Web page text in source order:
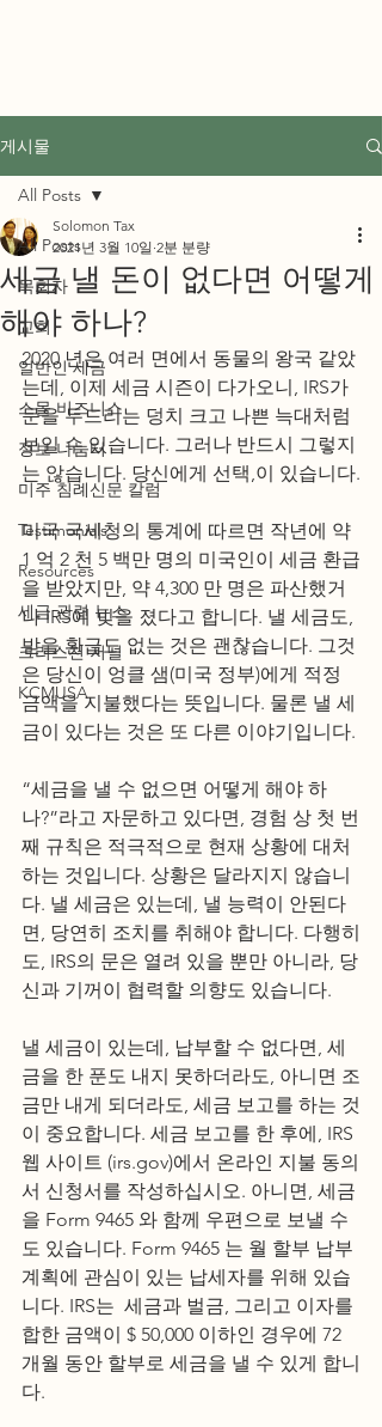
게시물
All Posts
목회자
교회
일반인 세금
스몰 비즈니스
정보 나눔터
미주 침례신문 칼럼
Testimonials
Resources
세금 관련 뉴스
크리스천 저널
KCMUSA
All Posts
세금 낼 돈이 없다면 어떻게
해야 하나?
Solomon Tax
2021년 3월 10일 2분 분량
2020 년은 여러 면에서 동물의 왕국 같았
는데, 이제 세금 시즌이 다가오니, IRS가
문을 두드리는 덩치 크고 나쁜 늑대처럼
보일 수 있습니다. 그러나 반드시 그렇지
는 않습니다. 당신에게 선택,이 있습니다.
미국 국세청의 통계에 따르면 작년에 약
1 억 2 천 5 백만 명의 미국인이 세금 환급
을 받았지만, 약 4,300 만 명은 파산했거
나 IRS에 빚을 졌다고 합니다. 낼 세금도,
받을 환급도 없는 것은 괜찮습니다. 그것
은 당신이 엉클 샘(미국 정부)에게 적정
금액을 지불했다는 뜻입니다. 물론 낼 세
금이 있다는 것은 또 다른 이야기입니다.
“세금을 낼 수 없으면 어떻게 해야 하
나?”라고 자문하고 있다면, 경험 상 첫 번
째 규칙은 적극적으로 현재 상황에 대처
하는 것입니다. 상황은 달라지지 않습니
다. 낼 세금은 있는데, 낼 능력이 안된다
면, 당연히 조치를 취해야 합니다. 다행히
도, IRS의 문은 열려 있을 뿐만 아니라, 당
신과 기꺼이 협력할 의향도 있습니다.
낼 세금이 있는데, 납부할 수 없다면, 세
금을 한 푼도 내지 못하더라도, 아니면 조
금만 내게 되더라도, 세금 보고를 하는 것
이 중요합니다. 세금 보고를 한 후에, IRS
웹 사이트 (irs.gov)에서 온라인 지불 동의
서 신청서를 작성하십시오. 아니면, 세금
을 Form 9465 와 함께 우편으로 보낼 수
도 있습니다. Form 9465 는 월 할부 납부
계획에 관심이 있는 납세자를 위해 있습
니다. IRS는  세금과 벌금, 그리고 이자를
합한 금액이 $ 50,000 이하인 경우에 72
개월 동안 할부로 세금을 낼 수 있게 합니
다.